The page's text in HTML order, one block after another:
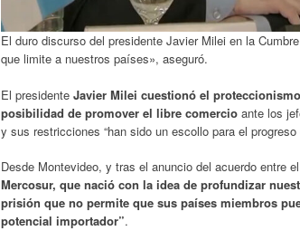
El duro discurso del presidente Javier Milei en la
que limite a nuestros países», aseguró.
El presidente Javier Milei cuestionó el
posibilidad de promover el libre comercio ante los
y sus restricciones “han sido un escollo para el progreso
Desde Montevideo, y tras el anuncio del acuerdo entre
Mercosur, que nació con la idea de profundizar
prisión que no permite que sus países miembros
potencial importador”.